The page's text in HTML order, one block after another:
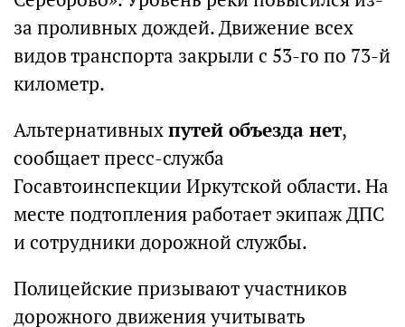
за проливных дождей. Движение всех
видов транспорта закрыли с 53-го по 73-й
километр.
Альтернативныхпутей объезда нет,
сообщает пресс-служба
Госавтоинспекции Иркутской области. На
месте подтопления работает экипаж ДПС
и сотрудники дорожной службы.
Полицейские призывают участников
дорожного движения учитывать